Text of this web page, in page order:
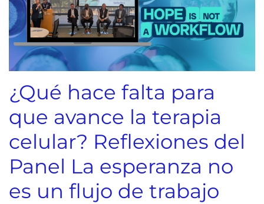
¿Qué hace falta para
que avance la terapia
celular? Reflexiones del
Panel La esperanza no
es un flujo de trabajo